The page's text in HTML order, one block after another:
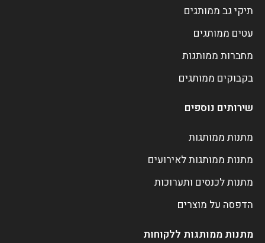
תיקי גב ממותגים
עטים ממותגים
מחברות ממותגות
בקבוקים ממותגים
שירותים נוספים
מתנות ממותגות
מתנות ממותגות לאירועים
מתנות לכנסים ותערוכות
הדפסה על מוצרים
מתנות ממותגות ללקוחות